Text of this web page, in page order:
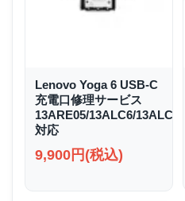
Lenovo Yoga 6 USB-C
充電口修理サービス
13ARE05/13ALC6/
対応
9,900円(税込)